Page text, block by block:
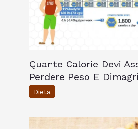
Quante Calorie Devi
Perdere Peso E
Dieta